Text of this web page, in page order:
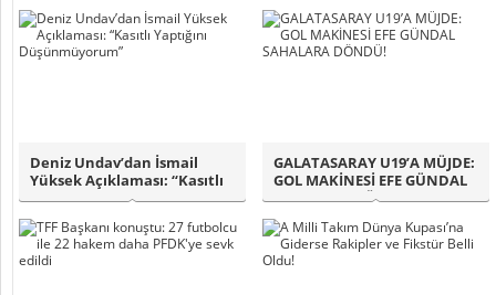
Deniz Undav’dan İsmail
Yüksek Açıklaması: “Kasıtlı
Yaptığını..
GALATASARAY U19’A MÜJDE:
GOL MAKİNESİ EFE GÜNDAL
SAHALARA DÖ..